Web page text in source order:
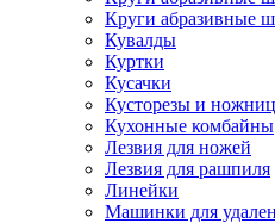
Круги абразивные
Кувалды
Куртки
Кусачки
Кусторезы и
Кухонные комбайны
Лезвия для ножей
Лезвия для рашпиля
Линейки
Машинки для